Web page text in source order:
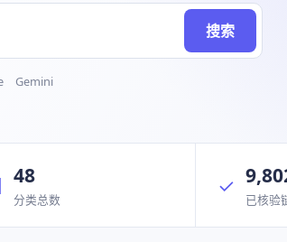
搜索
Gemini
48
分类总数
✓
已核验